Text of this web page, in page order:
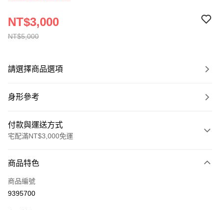
NT$5,000
NT$3,000
請選擇商品選項
身形參考
付款與運送方式
宅配滿NT$3,000免運
信用卡一次付款
信用卡分期付款
商品特色
商品編號
9395700